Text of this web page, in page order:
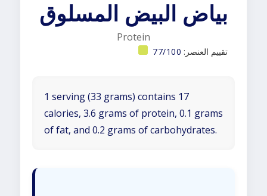
بياض البيض المسلوق
Protein
تقييم العنصر: 77/100
1 serving (33 grams) contains 17
calories, 3.6 grams of protein, 0.1 grams
of fat, and 0.2 grams of carbohydrates.